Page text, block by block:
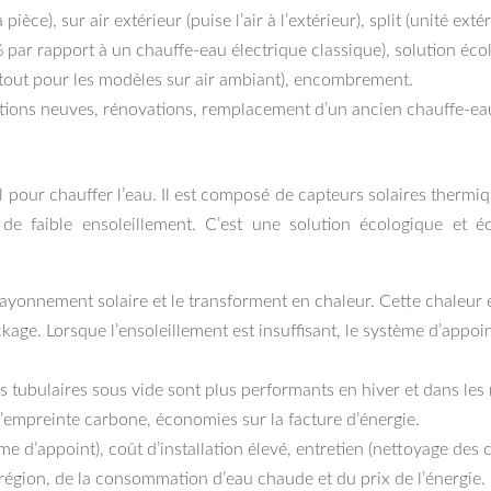
pièce), sur air extérieur (puise l’air à l’extérieur), split (unité
par rapport à un chauffe-eau électrique classique), solution
pour les modèles sur air ambiant), encombrement.
neuves, rénovations, remplacement d’un ancien chauffe-
chauffer l’eau. Il est composé de capteurs solaires
faible ensoleillement. C’est une solution écologique et
solaire et le transforment en chaleur. Cette
Lorsque l’ensoleillement est insuffisant, le système
tubulaires sous vide sont plus performants en hiver et dans
carbone, économies sur la facture d’énergie.
d’appoint), coût d’installation élevé, entretien (nettoyage
de la consommation d’eau chaude et du prix de